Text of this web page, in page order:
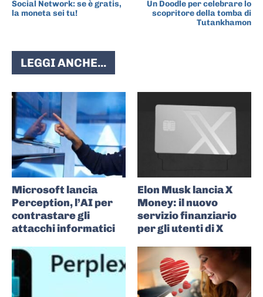
Social Network: se è gratis,
la moneta sei tu!
Un Doodle per celebrare lo
scopritore della tomba di
Tutankhamon
LEGGI ANCHE...
Microsoft lancia
Perception, l’AI per
contrastare gli
attacchi informatici
Elon Musk lancia X
Money: il nuovo
servizio finanziario
per gli utenti di X